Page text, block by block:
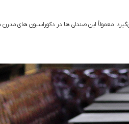
معمولاً این صندلی ها در دکوراسیون های مدرن